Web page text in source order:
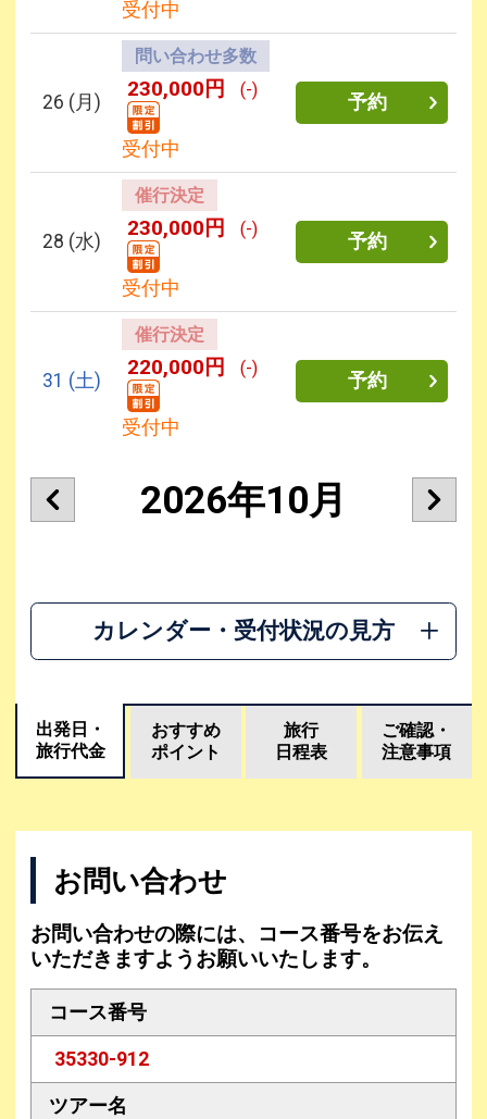
受付中
26 (月)
問い合わせ多数
230,000円 (-)
受付中
予約
28 (水)
催行決定
230,000円 (-)
受付中
予約
31 (土)
催行決定
220,000円 (-)
受付中
予約
2026年10月
カレンダー・受付状況の見方
出発日・
旅行代金
おすすめ
ポイント
旅行
日程表
ご確認・
注意事項
お問い合わせ
お問い合わせの際には、コース番号をお伝え
いただきますようお願いいたします。
コース番号
35330-912
ツアー名